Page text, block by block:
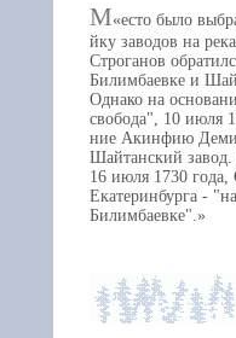
М есто было
йку заводов на
Строганов
Билимбаевке и
Однако на
свобода", 10 июля
ние Акинфию
Шайтанский завод.
16 июля 1730 года,
Екатеринбурга -
Билимбаевке".